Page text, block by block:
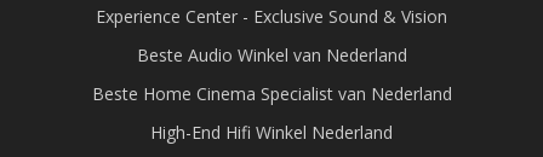
Experience Center - Exclusive Sound & Vision
Beste Audio Winkel van Nederland
Beste Home Cinema Specialist van Nederland
High-End Hifi Winkel Nederland